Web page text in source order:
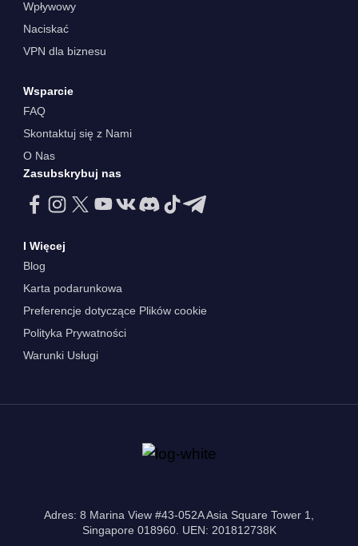
Wpływowy
Naciskać
VPN dla biznesu
Wsparcie
FAQ
Skontaktuj się z Nami
O Nas
Zasubskrybuj nas
I Więcej
Blog
Karta podarunkowa
Preferencje dotyczące Plików cookie
Polityka Prywatności
Warunki Usługi
Adres: 8 Marina View #43-052A Asia Square Tower 1,
Singapore 018960. UEN: 201812738K